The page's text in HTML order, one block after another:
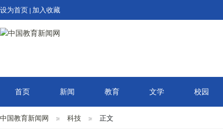
设为首页 加入收藏
首页 新闻 教育 文学 校园
中国教育新闻网 科技 正文